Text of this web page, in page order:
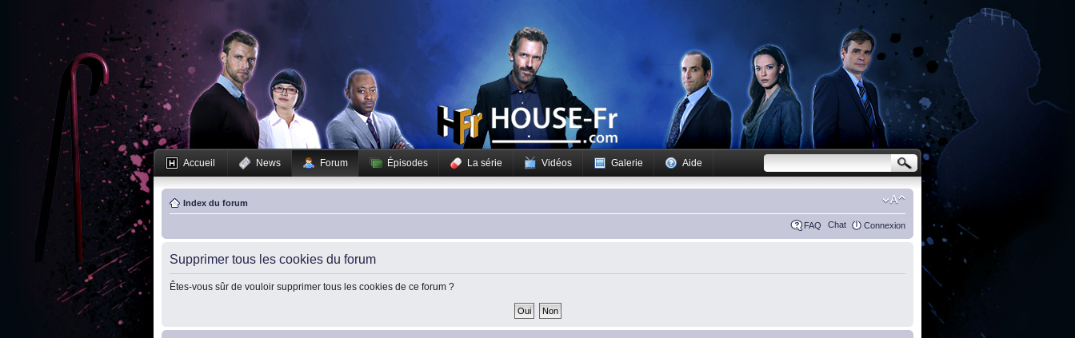
Accueil News Forum Épisodes La série Vidéos Galerie Aide
Index du forum
FAQ Chat Connexion
Supprimer tous les cookies du forum
Êtes-vous sûr de vouloir supprimer tous les cookies de ce forum ?